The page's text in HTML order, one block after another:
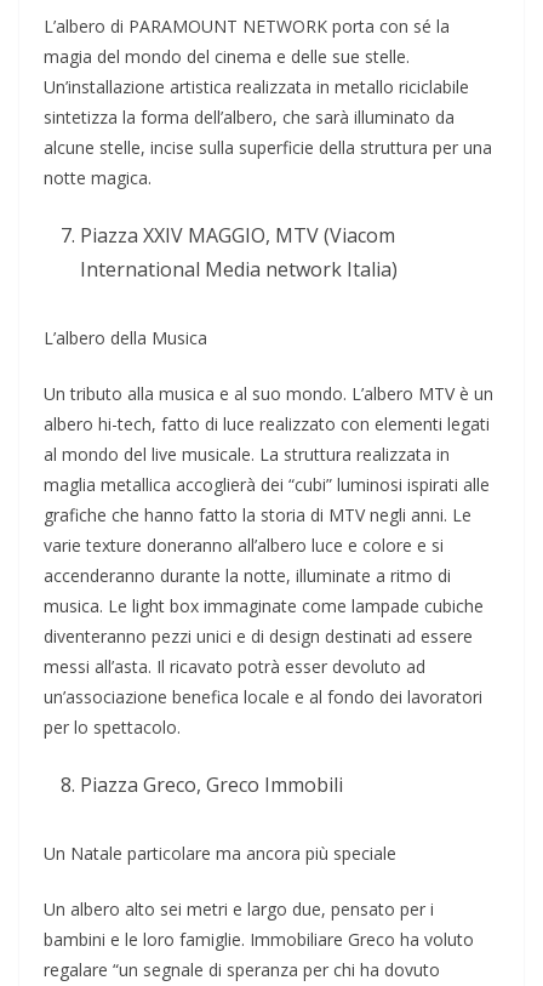
L’albero di PARAMOUNT NETWORK porta con sé la
magia del mondo del cinema e delle sue stelle.
Un’installazione artistica realizzata in metallo riciclabile
sintetizza la forma dell’albero, che sarà illuminato da
alcune stelle, incise sulla superficie della struttura per una
notte magica.
Piazza XXIV MAGGIO, MTV (Viacom
International Media network Italia)
L’albero della Musica
Un tributo alla musica e al suo mondo. L’albero MTV è un
albero hi-tech, fatto di luce realizzato con elementi legati
al mondo del live musicale. La struttura realizzata in
maglia metallica accoglierà dei “cubi” luminosi ispirati alle
grafiche che hanno fatto la storia di MTV negli anni. Le
varie texture doneranno all’albero luce e colore e si
accenderanno durante la notte, illuminate a ritmo di
musica. Le light box immaginate come lampade cubiche
diventeranno pezzi unici e di design destinati ad essere
messi all’asta. Il ricavato potrà esser devoluto ad
un’associazione benefica locale e al fondo dei lavoratori
per lo spettacolo.
Piazza Greco, Greco Immobili
Un Natale particolare ma ancora più speciale
Un albero alto sei metri e largo due, pensato per i
bambini e le loro famiglie. Immobiliare Greco ha voluto
regalare “un segnale di speranza per chi ha dovuto